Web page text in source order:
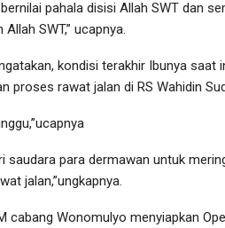
pahala disisi Allah SWT dan
SWT,” ucapnya.
kondisi terakhir Ibunya saat
rawat jalan di RS Wahidin
para dermawan untuk
jalan,”ungkapnya.
cabang Wonomulyo menyiapkan